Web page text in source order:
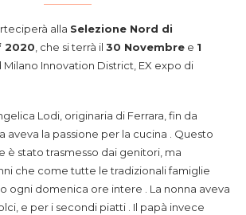
alla Selezione Nord di
2020 , che si terrà il 30 Novembre e 1
Milano Innovation District, EX expo di
Lodi, originaria di Ferrara, fin da
aveva la passione per la cucina . Questo
è stato trasmesso dai genitori, ma
che come tutte le tradizionali famiglie
ogni domenica ore intere . La nonna aveva
e per i secondi piatti . Il papà invece